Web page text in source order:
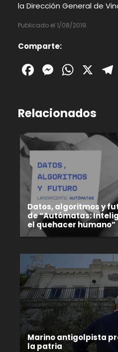
la Dirección General de
Publicado el 1/08/2019.
Comparte:
Facebook
X
Relacionados
Datos, algoritmos y
de “Autómatas:
el quehacer humano”
Marino antigolpista
la patria